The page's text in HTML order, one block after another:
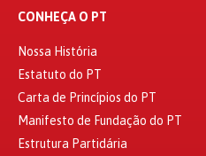
CONHEÇA O PT
Nossa História
Estatuto do PT
Carta de Princípios do PT
Manifesto de Fundação do PT
Estrutura Partidária